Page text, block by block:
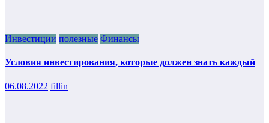
Инвестиции полезные Финансы
Условия инвестирования, которые должен знать каждый
06.08.2022 fillin